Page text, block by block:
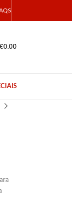
€0.00